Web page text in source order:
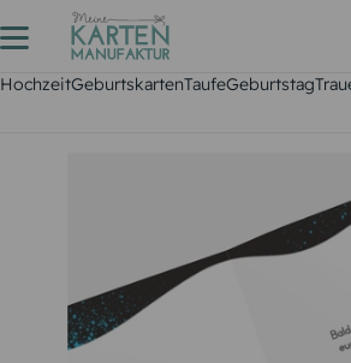
HochzeitGeburtskartenTaufeGeburtstag